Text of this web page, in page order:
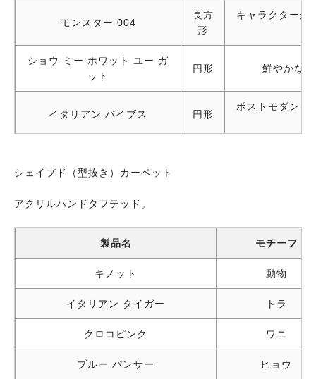
モンスター 004
長方
形
キャラクターが
ショウ ミー ホワット ユー ガ
ット
円形 鮮やかな
イタリアン バイブス 円形
ポストモダンを
シェイプド（型抜き）カーペット
アクリルハンドタフテッド。
製品名 モチーフ
キノット 動物
イタリアン タイガー トラ
クロコピンク ワニ
ブルー パンサー ヒョウ